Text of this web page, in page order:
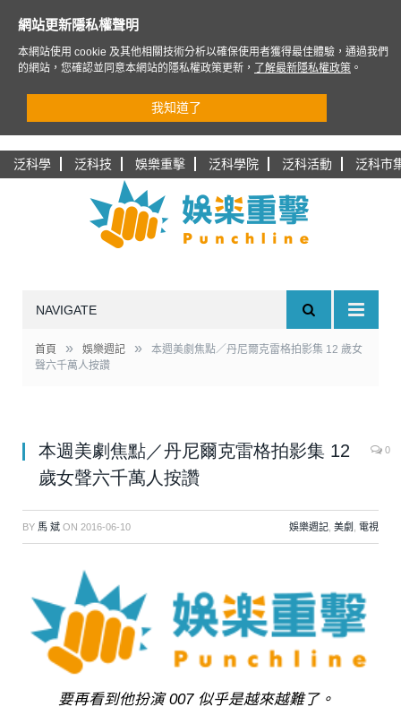
泛科學 泛科技 娛樂重擊 泛科學院 泛科活動 泛科市
NAVIGATE
首頁 » 娛樂週記 »
本週美劇焦點／丹尼爾克雷格拍影集 12 歲女
聲六千萬人按讚
本週美劇焦點／丹尼爾克雷格拍影集 12
歲女聲六千萬人按讚
0
BY 馬 斌 ON 2016-06-10 娛樂週記 美劇 電視
要再看到他扮演 007 似乎是越來越難了。
網站更新隱私權聲明
本網站使用 cookie 及其他相關技術分析以確保使用者獲得最佳體驗，通過我們
的網站，您確認並同意本網站的隱私權政策更新，
了解最新隱私權政策 。
我知道了